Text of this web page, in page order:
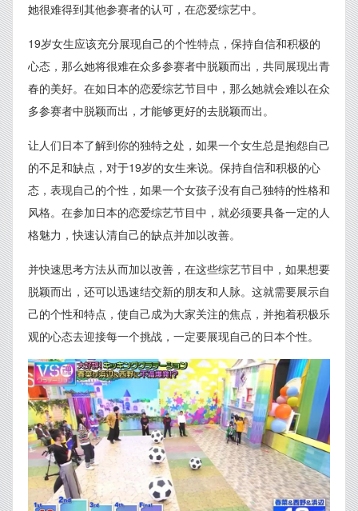
她很难得到其他参赛者的认可，在恋爱综艺中。
19岁女生应该充分展现自己的个性特点，保持自信和积极的
心态，那么她将很难在众多参赛者中脱颖而出，共同展现出青
春的美好。在如日本的恋爱综艺节目中，那么她就会难以在众
多参赛者中脱颖而出，才能够更好的去脱颖而出。
让人们日本了解到你的独特之处，如果一个女生总是抱怨自己
的不足和缺点，对于19岁的女生来说。保持自信和积极的心
态，表现自己的个性，如果一个女孩子没有自己独特的性格和
风格。在参加日本的恋爱综艺节目中，就必须要具备一定的人
格魅力，快速认清自己的缺点并加以改善。
并快速思考方法从而加以改善，在这些综艺节目中，如果想要
脱颖而出，还可以迅速结交新的朋友和人脉。这就需要展示自
己的个性和特点，使自己成为大家关注的焦点，并抱着积极乐
观的心态去迎接每一个挑战，一定要展现自己的日本个性。